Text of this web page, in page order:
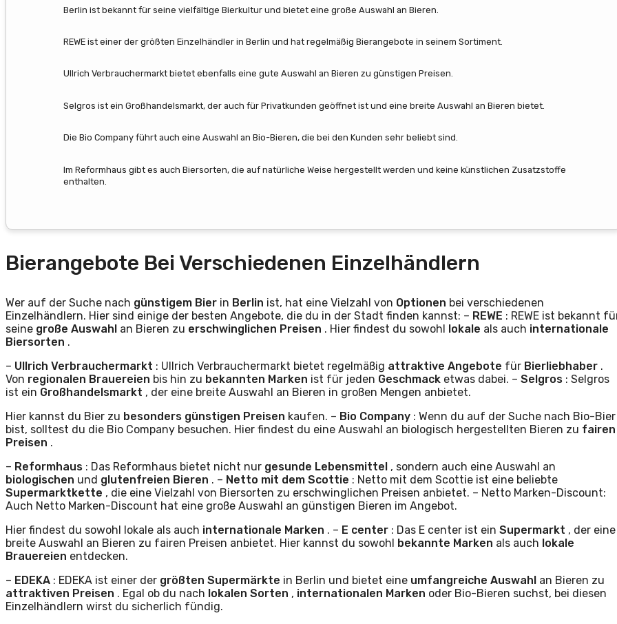
Berlin ist bekannt für seine vielfältige Bierkultur und bietet eine große Auswahl an Bieren.
REWE ist einer der größten Einzelhändler in Berlin und hat regelmäßig Bierangebote in seinem Sortiment.
Ullrich Verbrauchermarkt bietet ebenfalls eine gute Auswahl an Bieren zu günstigen Preisen.
Selgros ist ein Großhandelsmarkt, der auch für Privatkunden geöffnet ist und eine breite Auswahl an Bieren bietet.
Die Bio Company führt auch eine Auswahl an Bio-Bieren, die bei den Kunden sehr beliebt sind.
Im Reformhaus gibt es auch Biersorten, die auf natürliche Weise hergestellt werden und keine künstlichen Zusatzstoffe
enthalten.
Bierangebote Bei Verschiedenen Einzelhändlern
Wer auf der Suche nach günstigem Bier in Berlin ist, hat eine Vielzahl von Optionen bei verschiedenen
Einzelhändlern. Hier sind einige der besten Angebote, die du in der Stadt finden kannst: – REWE : REWE ist bekannt
seine große Auswahl an Bieren zu erschwinglichen Preisen . Hier findest du sowohl lokale als auch internationale
Biersorten .
– Ullrich Verbrauchermarkt : Ullrich Verbrauchermarkt bietet regelmäßig attraktive Angebote für Bierliebhaber .
Von regionalen Brauereien bis hin zu bekannten Marken ist für jeden Geschmack etwas dabei. – Selgros : Selgros
ist ein Großhandelsmarkt , der eine breite Auswahl an Bieren in großen Mengen anbietet.
Hier kannst du Bier zu besonders günstigen Preisen kaufen. – Bio Company : Wenn du auf der Suche nach Bio-Bier
bist, solltest du die Bio Company besuchen. Hier findest du eine Auswahl an biologisch hergestellten Bieren zu fairen
Preisen .
– Reformhaus : Das Reformhaus bietet nicht nur gesunde Lebensmittel , sondern auch eine Auswahl an
biologischen und glutenfreien Bieren . – Netto mit dem Scottie : Netto mit dem Scottie ist eine beliebte
Supermarktkette , die eine Vielzahl von Biersorten zu erschwinglichen Preisen anbietet. – Netto Marken-Discount:
Auch Netto Marken-Discount hat eine große Auswahl an günstigen Bieren im Angebot.
Hier findest du sowohl lokale als auch internationale Marken . – E center : Das E center ist ein Supermarkt , der eine
breite Auswahl an Bieren zu fairen Preisen anbietet. Hier kannst du sowohl
bekannte Marken als auch lokale
Brauereien entdecken.
– EDEKA : EDEKA ist einer der größten Supermärkte in Berlin und bietet eine umfangreiche Auswahl an Bieren zu
attraktiven Preisen . Egal ob du nach lokalen Sorten , internationalen Marken oder Bio-Bieren suchst, bei diesen
Einzelhändlern wirst du sicherlich fündig.